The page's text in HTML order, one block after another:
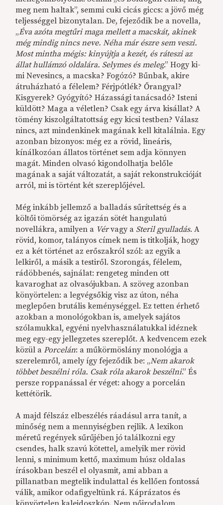
meg nem haltak”, semmi cuki cicás giccs: a jövő még
teljességgel bizonytalan. De, fejeződik be a novella,
„Éva azóta megtűri maga mellett a macskát, akinek
még mindig nincs neve. Néha már észre sem veszi.
Most mintha mégis: kinyújtja a kezét, és ráteszi az
állat hullámzó oldalára. Selymes és meleg.” Hogy ki-
mi Nevesincs, a macska? Fogózó? Bűnbak, akire
átruházható a félelem? Férjpótlék? Őrangyal?
Kisgyerek? Gyógyító? Házassági tanácsadó? Isteni
küldött? Maga a véletlen? Csak egy árva kisállat? A
tömény kiszolgáltatottság egy kicsi testben? Válasz
nincs, azt mindenkinek magának kell kitalálnia. Egy
azonban bizonyos: még ez a rövid, lineáris,
kínálkozóan állatos történet sem adja könnyen
magát. Minden olvasó kigondolhatja belőle
magának a saját változatát, a saját rekonstrukcióját
arról, mi is történt két szereplőjével.
Még inkább jellemző a balladás sűrítettség és a
költői tömörség az igazán sötét hangulatú
novellákra, amilyen a Vérvagy a Steril gyulladás. A
rövid, komor, talányos címek nem is titkolják, hogy
ez a két történet az erőszakról szól: az egyik a
lelkiről, a másik a testiről. Szorongás, félelem,
rádöbbenés, sajnálat: rengeteg minden ott
kavaroghat az olvasójukban. A szöveg azonban
könyörtelen: a legvégsőkig visz az úton, néha
meglepően brutális keménységgel. Ez tetten érhető
azokban a monológokban is, amelyek sajátos
szólamukkal, egyéni nyelvhasználatukkal idéznek
meg egy-egy jellegzetes szereplőt. A kedvencem ezek
közül aPorcelán: a műkörmöslány monológja a
szerelemről, amely így fejeződik be: „Nem akarok
többet beszélni róla. Csak róla akarok beszélni.” És
persze roppanással ér véget: ahogy a porcelán
kettétörik.
A majd félszáz elbeszélés ráadásul arra tanít, a
minőség nem a mennyiségben rejlik. A lexikon
méretű regények sűrűjében jó találkozni egy
csendes, halk szavú kötettel, amelyik mer rövid
lenni, s minimum kettő, maximum húsz oldalas
írásokban beszél el olyasmit, ami abban a
pillanatban megtelik indulattal és kellően fontossá
válik, amikor odafigyeltünk rá. Káprázatos és